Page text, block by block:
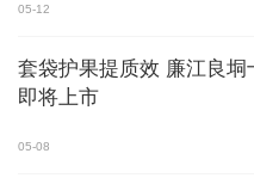
05-12
套袋护果提质效 廉江良垌
即将上市
05-08